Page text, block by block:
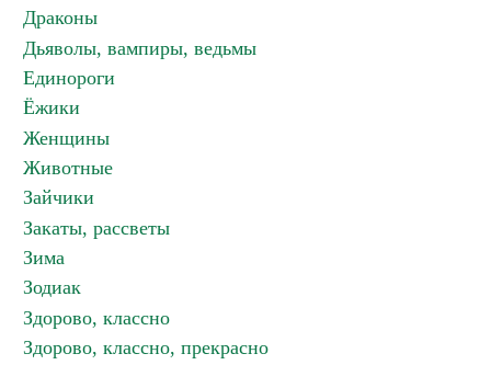
Драконы
Дьяволы, вампиры, ведьмы
Единороги
Ёжики
Женщины
Животные
Зайчики
Закаты, рассветы
Зима
Зодиак
Здорово, классно
Здорово, классно, прекрасно